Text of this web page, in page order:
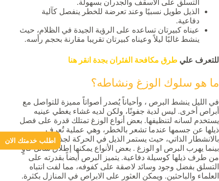
التسلق على الأسقف والجدران بسهولة.
الذيل طويل نسبيًا وعند تعرضة للخطر ينفصل كآلية
دفاعية.
عيناه كبيرتان تساعده على الرؤية الجيدة في الظلام، حيث
ينشط غالبًا ليلاً وعيناه كبيرتان تقريبا مقارنة بحجم رأسه.
للتعرف علي طرق مكافحة الفئران بجدة انقر هنا
ما هو سلوك الوزغ ونشاطه؟
في الليل ينشط البرص ، وأحياناً يُصدر أصواتاً مميزة للتواصل مع
أبراص أخرى. ليس لدية جفونًا، ولكن لديه غشاء يغطي عينيه
يستخدم لسانه لتنظيفها. بعض أنواع الوزغ تمتلك قدرة على فصل
ذيلها عن جسمها عندما تشعر بالخطر، وهي عملية تُعرف
بالانشطار الذاتي، حيث يستمر الذيل في الحركة لجذب الانتباه
بينما يهرب البرص او الوزغ . بعض الأنواع يمكنها إطلاق سائل كاوٍ
من طرف ذيلها كوسيلة دفاعية. يتميز البرص أيضاً بقدرته على
التسلق بفضل وجود وسائد لاصقة على كفوفه، مما لفت انتباه
العلماء والباحثين. ويمكن العثور على الابراص في المنازل بكثرة.
اطلب خدمتك الان